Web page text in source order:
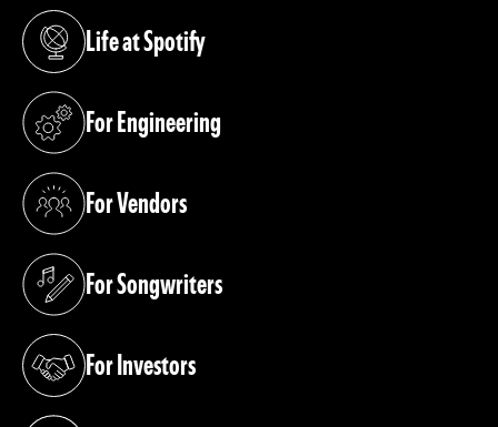
Life at Spotify
(opens in a new tab)
For Engineering
(opens in a new tab)
For Vendors
(opens in a new tab)
For Songwriters
(opens in a new tab)
For Investors
(opens in a new tab)